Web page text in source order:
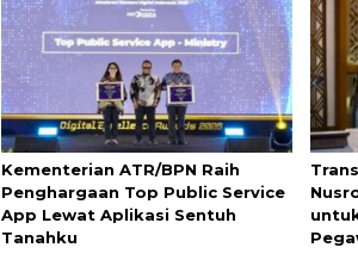
Kementerian ATR/BPN Raih
Penghargaan Top Public Service
App Lewat Aplikasi Sentuh
Tanahku